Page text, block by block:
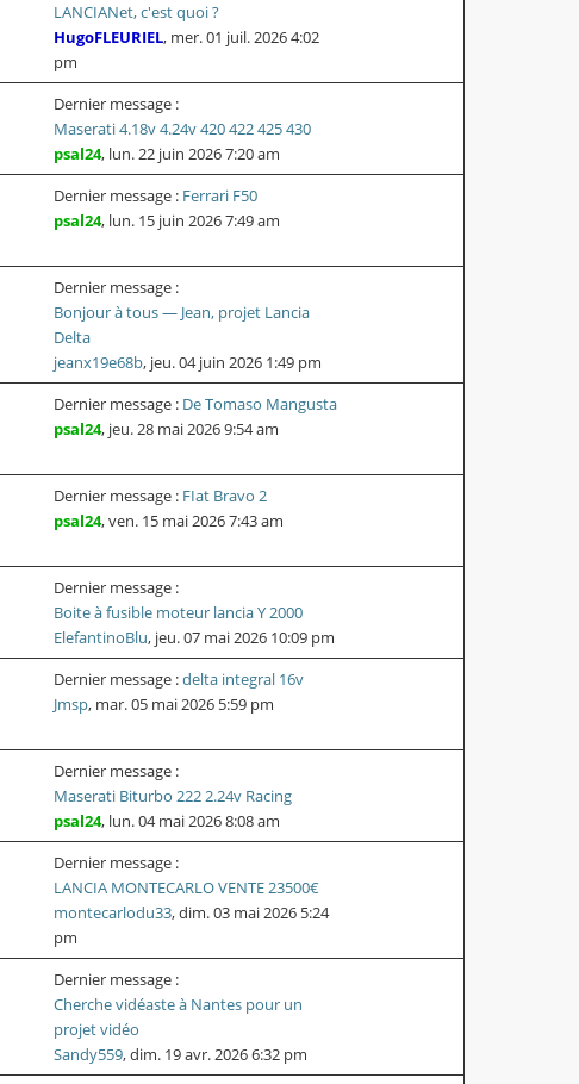
LANCIANet, c'est quoi ?
HugoFLEURIEL, mer. 01 juil. 2026 4:02
pm
Dernier message :
Maserati 4.18v 4.24v 420 422 425 430
psal24, lun. 22 juin 2026 7:20 am
Dernier message : Ferrari F50
psal24, lun. 15 juin 2026 7:49 am
Dernier message :
Bonjour à tous — Jean, projet Lancia
Delta
jeanx19e68b, jeu. 04 juin 2026 1:49 pm
Dernier message : De Tomaso Mangusta
psal24, jeu. 28 mai 2026 9:54 am
Dernier message : FIat Bravo 2
psal24,ven. 15 mai 2026 7:43 am
Dernier message :
Boite à fusible moteur lancia Y 2000
ElefantinoBlu, jeu. 07 mai 2026 10:09 pm
Dernier message :delta integral 16v
Jmsp, mar. 05 mai 2026 5:59 pm
Dernier message :
Maserati Biturbo 222 2.24v Racing
psal24, lun. 04 mai 2026 8:08 am
Dernier message :
LANCIA MONTECARLO VENTE 23500€
montecarlodu33,dim. 03 mai 2026 5:24
pm
Dernier message :
Cherche vidéaste à Nantes pour un
projet vidéo
Sandy559,dim. 19 avr. 2026 6:32 pm